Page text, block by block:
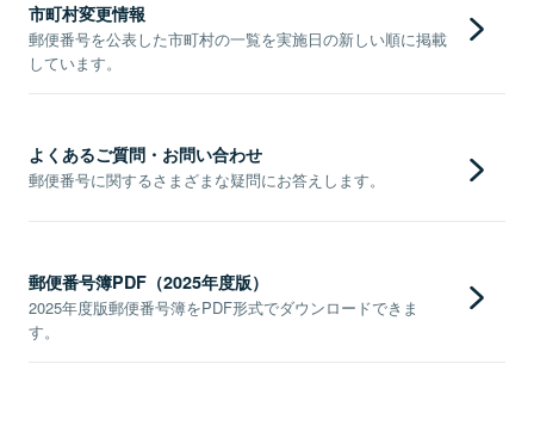
市町村変更情報
郵便番号を公表した市町村の一覧を実施日の新しい順に掲載
しています。
よくあるご質問・お問い合わせ
郵便番号に関するさまざまな疑問にお答えします。
郵便番号簿PDF（2025年度版）
2025年度版郵便番号簿をPDF形式でダウンロードできま
す。